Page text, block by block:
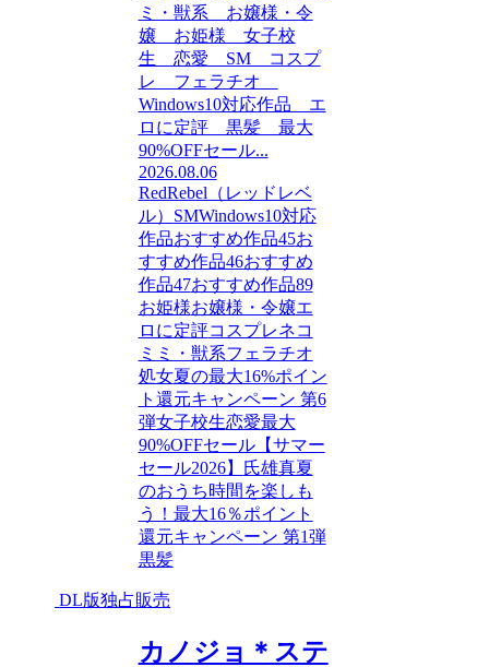
ミ・獣系 お嬢様・令
嬢 お姫様 女子校
生 恋愛 SM コスプ
レ フェラチオ
Windows10対応作品 エ
ロに定評 黒髪 最大
90%OFFセール...
2026.08.06
RedRebel（レッドレベ
ル） SMWindows10対応
作品おすすめ作品45お
すすめ作品46おすすめ
作品47おすすめ作品89
お姫様お嬢様・令嬢エ
ロに定評コスプレネコ
ミミ・獣系フェラチオ
処女夏の最大16%ポイン
ト還元キャンペーン 第6
弾女子校生恋愛最大
90%OFFセール【サマー
セール2026】 氏雄真夏
のおうち時間を楽しも
う！最大16％ポイント
還元キャンペーン 第1弾
黒髪
DL版独占販売
カノジョ＊ステ